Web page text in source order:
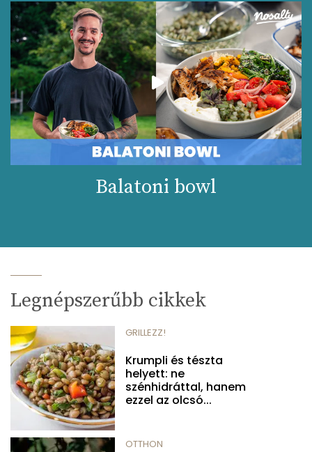
Balatoni bowl
Legnépszerűbb cikkek
GRILLEZZ!
Krumpli és tészta
helyett: ne
szénhidráttal, hanem
ezzel az olcsó...
OTTHON